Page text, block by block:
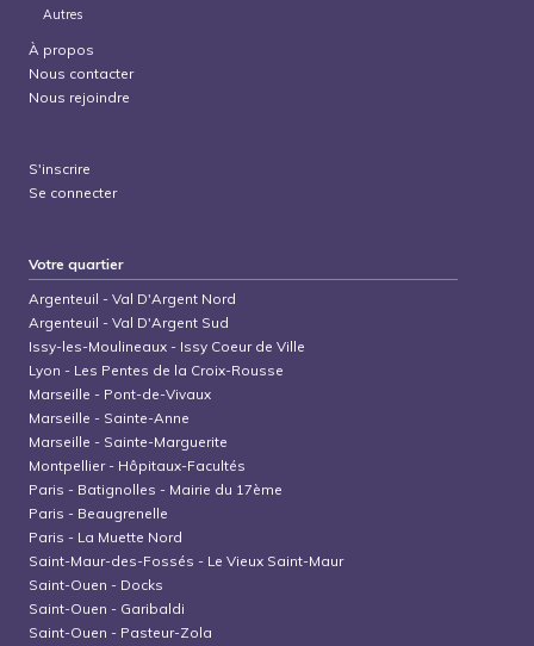
Autres
À propos
Nous contacter
Nous rejoindre
S'inscrire
Se connecter
Votre quartier
Argenteuil -Val D'Argent Nord
Argenteuil -Val D'Argent Sud
Issy-les-Moulineaux - Issy Coeur de Ville
Lyon - Les Pentes de la Croix-Rousse
Marseille - Pont-de-Vivaux
Marseille - Sainte-Anne
Marseille - Sainte-Marguerite
Montpellier- Hôpitaux-Facultés
Paris - Batignolles - Mairie du 17ème
Paris - Beaugrenelle
Paris - La Muette Nord
Saint-Maur-des-Fossés - Le Vieux Saint-Maur
Saint-Ouen - Docks
Saint-Ouen - Garibaldi
Saint-Ouen - Pasteur-Zola